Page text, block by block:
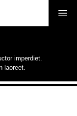
imperdiet.
laoreet.